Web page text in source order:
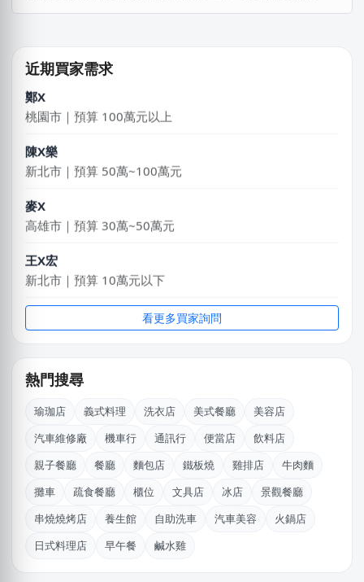
近期買家需求
新竹市｜預算 50萬~100萬元
鄭X
桃園市｜預算 100萬元以上
陳X樂
新北市｜預算 50萬~100萬元
麥X
高雄市｜預算 30萬~50萬元
王X宏
新北市｜預算 10萬元以下
BXch
台北市｜預算 10萬元以下
桃園市｜預算 10萬元以下
鄭X克
桃園市｜預算 10萬~30萬元
王X姐
新竹市｜預算 50萬~100萬元
鄭X
桃園市｜預算 100萬元以上
看更多買家詢問
熱門搜尋
瑜珈店 義式料理 洗衣店 美式餐廳
美容店
汽車維修廠
機車行 通訊行 便當店
飲料店
親子餐廳
餐廳 麵包店 鐵板燒 雞排店
牛肉麵
攤車
疏食餐廳 櫃位 文具店 冰店
景觀餐廳
串燒燒烤店
養生館 自助洗車 汽車美容
火鍋店
日式料理店
早午餐 鹹水雞